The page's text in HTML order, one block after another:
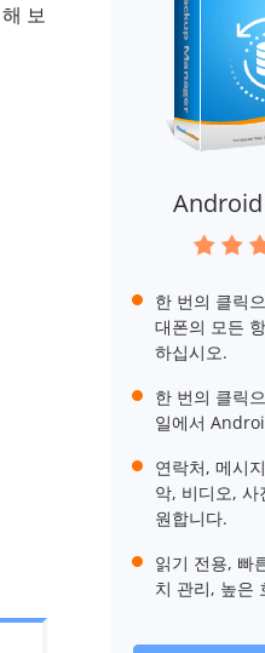
보
Android
한 번의 클릭
대폰의 모든
하십시오.
한 번의 클릭
일에서
연락처, 메시
악, 비디오, 사
원합니다.
읽기 전용, 빠
치 관리, 높은